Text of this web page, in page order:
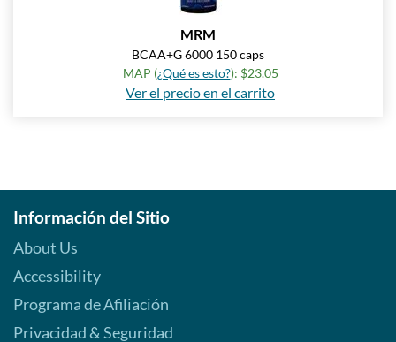
MRM
BCAA+G 6000 150 caps
MAP (¿Qué es esto?): $23.05
Ver el precio en el carrito
Información del Sitio
About Us
Accessibility
Programa de Afiliación
Privacidad & Seguridad